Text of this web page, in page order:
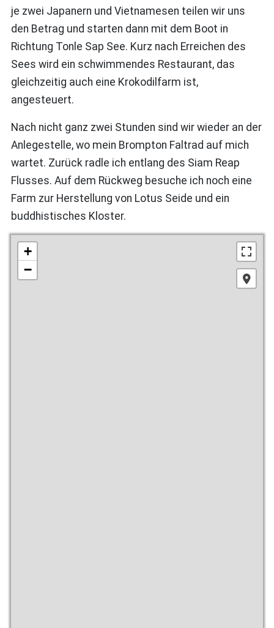
je zwei Japanern und Vietnamesen teilen wir uns
den Betrag und starten dann mit dem Boot in
Richtung Tonle Sap See. Kurz nach Erreichen des
Sees wird ein schwimmendes Restaurant, das
gleichzeitig auch eine Krokodilfarm ist,
angesteuert.
Nach nicht ganz zwei Stunden sind wir wieder an der
Anlegestelle, wo mein Brompton Faltrad auf mich
wartet. Zurück radle ich entlang des Siam Reap
Flusses. Auf dem Rückweg besuche ich noch eine
Farm zur Herstellung von Lotus Seide und ein
buddhistisches Kloster.
+
−